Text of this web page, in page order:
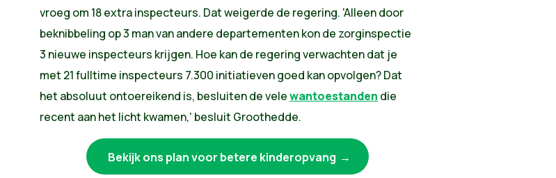
vroeg om 18 extra inspecteurs. Dat weigerde de regering. 'Alleen door
beknibbeling op 3 man van andere departementen kon de zorginspectie
3 nieuwe inspecteurs krijgen. Hoe kan de regering verwachten dat je
met 21 fulltime inspecteurs 7.300 initiatieven goed kan opvolgen? Dat
het absoluut ontoereikend is, besluiten de velewantoestanden die
recent aan het licht kwamen,' besluit Groothedde.
Bekijk ons plan voor betere kinderopvang